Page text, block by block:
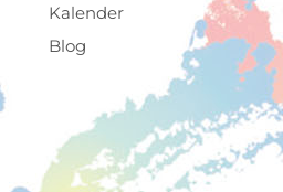
Kalender
Blog